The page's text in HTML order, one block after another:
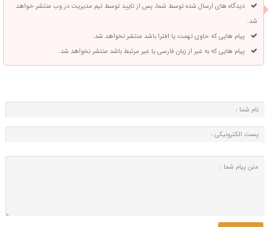
دیدگاه های ارسال شده توسط شما، پس از تایید توسط تیم مدیریت در وب منتشر خواهد
شد.
پیام هایی که حاوی تهمت یا افترا باشد منتشر نخواهد شد.
پیام هایی که به غیر از زبان فارسی یا غیر مرتبط باشد منتشر نخواهد شد.